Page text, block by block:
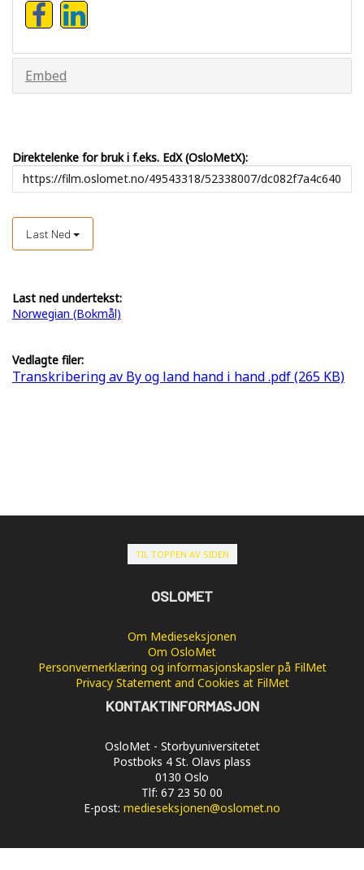
Embed
Direktelenke for bruk i f.eks. EdX (OsloMetX):
Last Ned
Last ned undertekst:
Norwegian (Bokmål)
Vedlagte filer:
Transkribering av By og land hand i hand .pdf (265 KB)
TIL TOPPEN AV SIDEN
OSLOMET
Om Medieseksjonen
Om OsloMet
Personvernerklæring og informasjonskapsler på FilMet
Privacy Statement and Cookies at FilMet
KONTAKTINFORMASJON
OsloMet - Storbyuniversitetet
Postboks 4 St. Olavs plass
0130 Oslo
Tlf: 67 23 50 00
E-post: medieseksjonen@oslomet.no